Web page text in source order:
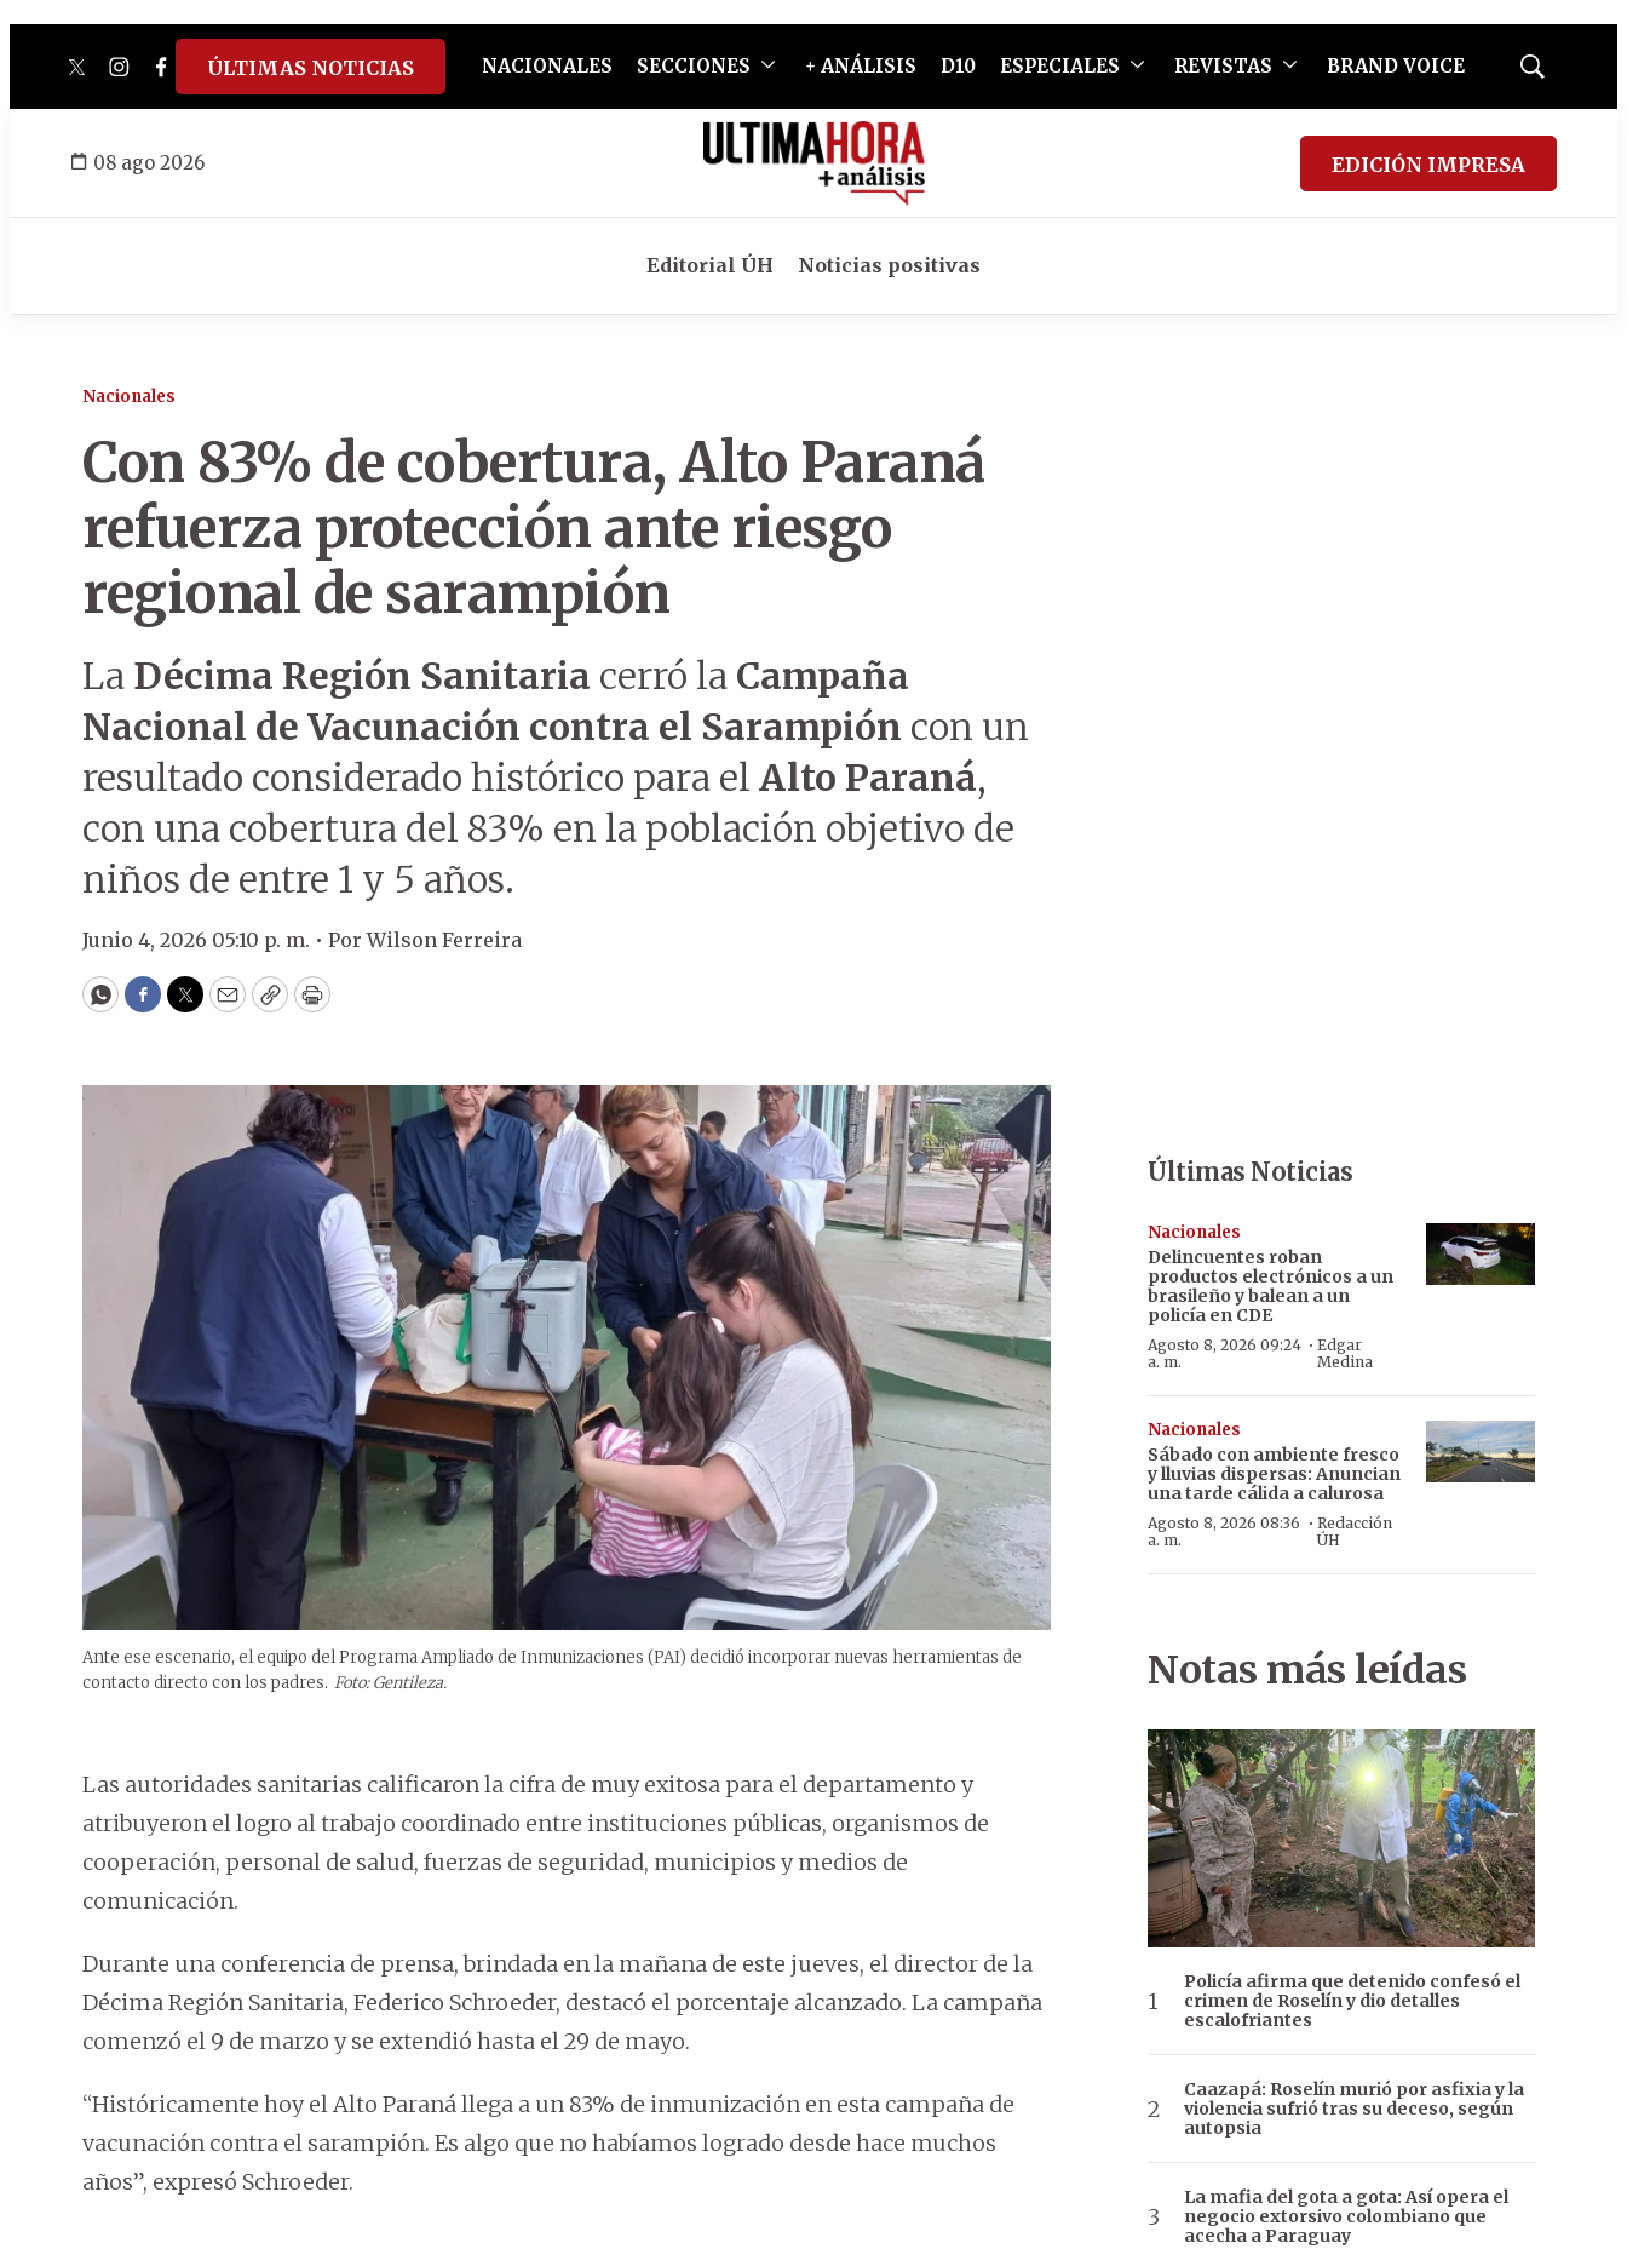
twitterinstagram
facebook
tiktokyoutube
spotify
ÚLTIMAS NOTICIAS NACIONALES SECCIONES + ANÁLISIS D10 ESPECIALES REVISTAS BRAND VOICE
Mostrar
08 ago 2026 EDICIÓN IMPRESA
Editorial ÚH Noticias positivas
Nacionales
Con 83% de cobertura, Alto Paraná
refuerza protección ante riesgo
regional de sarampión
La Décima Región Sanitaria cerró la Campaña
Nacional de Vacunación contra el Sarampión con un
resultado considerado histórico para el Alto Paraná,
con una cobertura del 83% en la población objetivo de
niños de entre 1 y 5 años.
Junio 4, 2026 05:10 p. m. • PorWilson Ferreira
WhatsApp
Facebook
Twitter
EmailCopyPrint
Ante ese escenario, el equipo del Programa Ampliado de Inmunizaciones (PAI) decidió incorporar nuevas herramientas de
contacto directo con los padres. Foto: Gentileza.
Las autoridades sanitarias calificaron la cifra de muy exitosa para el departamento y
atribuyeron el logro al trabajo coordinado entre instituciones públicas, organismos de
cooperación, personal de salud, fuerzas de seguridad, municipios y medios de
comunicación.
Durante una conferencia de prensa, brindada en la mañana de este jueves, el director de la
Décima Región Sanitaria, Federico Schroeder, destacó el porcentaje alcanzado. La campaña
comenzó el 9 de marzo y se extendió hasta el 29 de mayo.
“Históricamente hoy el Alto Paraná llega a un 83% de inmunización en esta campaña de
vacunación contra el sarampión. Es algo que no habíamos logrado desde hace muchos
años”, expresó Schroeder.
Últimas Noticias
Nacionales
Delincuentes roban
productos electrónicos a un
brasileño y balean a un
policía en CDE
Agosto 8, 2026 09:24
a. m.
· Edgar
Medina
Nacionales
Sábado con ambiente fresco
y lluvias dispersas: Anuncian
una tarde cálida a calurosa
Agosto 8, 2026 08:36
a. m.
·Redacción
ÚH
Notas más leídas
Policía afirma que detenido confesó el
crimen de Roselín y dio detalles
escalofriantes
Caazapá: Roselín murió por asfixia y la
violencia sufrió tras su deceso, según
autopsia
La mafia del gota a gota: Así opera el
negocio extorsivo colombiano que
acecha a Paraguay